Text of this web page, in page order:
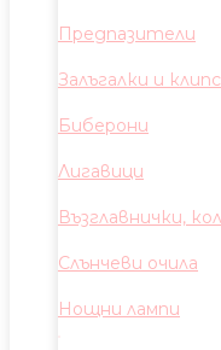
Предпазители
Залъгалки и
Биберони
Лигавици
Възглавнички,
Слънчеви очила
Нощни лампи